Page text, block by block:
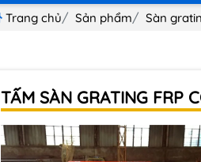
Trang chủ Sản phẩm Sàn
TẤM SÀN GRATING FRP